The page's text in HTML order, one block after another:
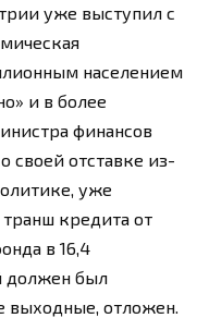
уже выступил с
населением
и в более
финансов
своей отставке из-
уже
кредита от
в 16,4
должен был
выходные, отложен.